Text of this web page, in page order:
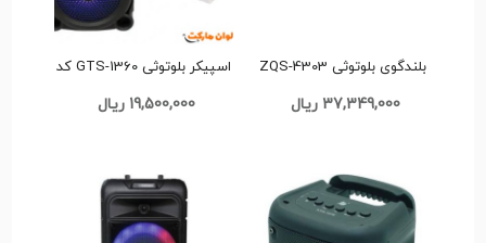
بلندگوی بلوتوثی ZQS-4303
37,349,000 ریال
اسپیکر بلوتوثی GTS-1360 کد
19,500,000 ریال